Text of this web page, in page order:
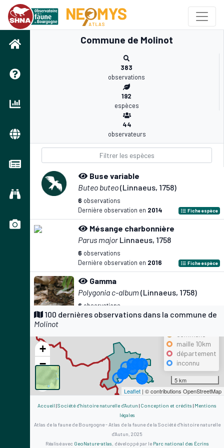
Commune de Molinot
383
observations
192
espèces
44
observateurs
Buse variable
Buteo buteo(Linnaeus, 1758)
6 observations
Dernière observation en 2014 Fiche espèce
Mésange charbonnière
Parus major Linnaeus, 1758
6 observations
Dernière observation en 2016 Fiche espèce
Gamma
Polygonia c-album (Linnaeus, 1758)
6 observations
Dernière observation en2024 Fiche espèce
Coenagrion mercuriale
(Charpentier,
6observations
Dernière observation en2025 Fiche espèce
Piéride du Navet
Pieris napi(Linnaeus, 1758)
Dernière observation en
100 dernières observations dans la commune de
Molinot
+
−
Précision
maille 10km
département
inconnu
5 km
Leaflet | © contributions OpenStreetMap
Accueil |Société d'histoire naturelle d'Autun | Conception et crédits | Mentions
légales
Atlas de la faune de Bourgogne - Atlas de la faune de la Société d'histoire naturelle
d'Autun, 2025
Réalisé avec GeoNature-atlas, développé par le Parc national des Écrins